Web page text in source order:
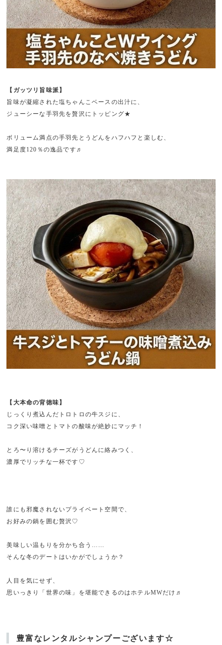
【ガッツリ旨味派】
旨味が凝縮された塩ちゃんこベースの出汁に、
ジューシーな手羽先を贅沢にトッピング★
ボリューム満点の手羽先とうどんをハフハフと楽しむ、
満足度120％の逸品です♬
【大本命の背徳味】
じっくり煮込んだトロトロの牛スジに、
コク深い味噌とトマトの酸味が絶妙にマッチ！
とろ〜り溶けるチーズがうどんに絡みつく、
濃厚でリッチな一杯です♡
誰にも邪魔されないプライベート空間で、
お好みの鍋を囲む贅沢♡
美味しい温もりを分かち合う……
そんな冬のデートはいかがでしょうか？
人目を気にせず、
思いっきり「世界の味」を堪能できるのはホテルMWだけ♬
豊富なレンタルシャンプーございます☆